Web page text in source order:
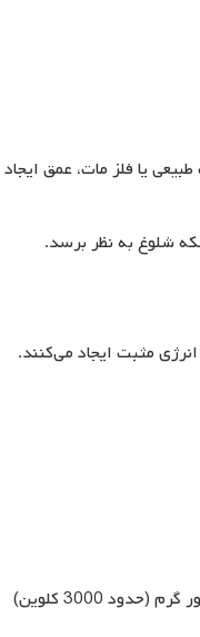
یا فلز مات، عمق ایجاد
شلوغ به نظر برسد.
مثبت ایجاد می‌کنند.
وقتی نور طبیعی کم است، نورپردازی مدرن می‌تواند جایگزین خوبی باشد. از لامپ‌های LED با دمای نور گرم (حدود 3000 کلوین)